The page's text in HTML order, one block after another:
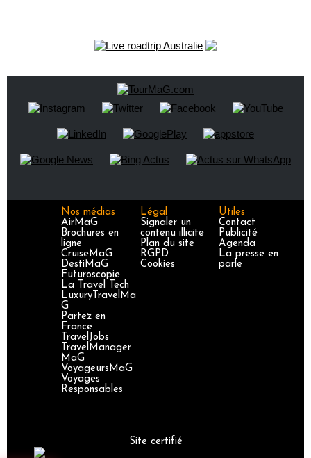
Nos médias
AirMaG
Brochures en
ligne
CruiseMaG
DestiMaG
Futuroscopie
La Travel Tech
LuxuryTravelMa
G
Partez en
France
TravelJobs
TravelManager
MaG
VoyageursMaG
Voyages
Responsables
Légal
Signaler un
contenu illicite
Plan du site
RGPD
Cookies
Utiles
Contact
Publicité
Agenda
La presse en
parle
Site certifié